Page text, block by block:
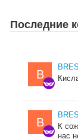
Последние
B
B
К
нас